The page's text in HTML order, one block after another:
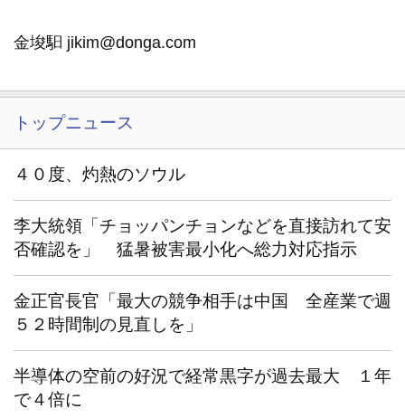
金埈馹 jikim@donga.com
トップニュース
４０度、灼熱のソウル
李大統領「チョッパンチョンなどを直接訪れて安
否確認を」 猛暑被害最小化へ総力対応指示
金正官長官「最大の競争相手は中国 全産業で週
５２時間制の見直しを」
半導体の空前の好況で経常黒字が過去最大 １年
で４倍に